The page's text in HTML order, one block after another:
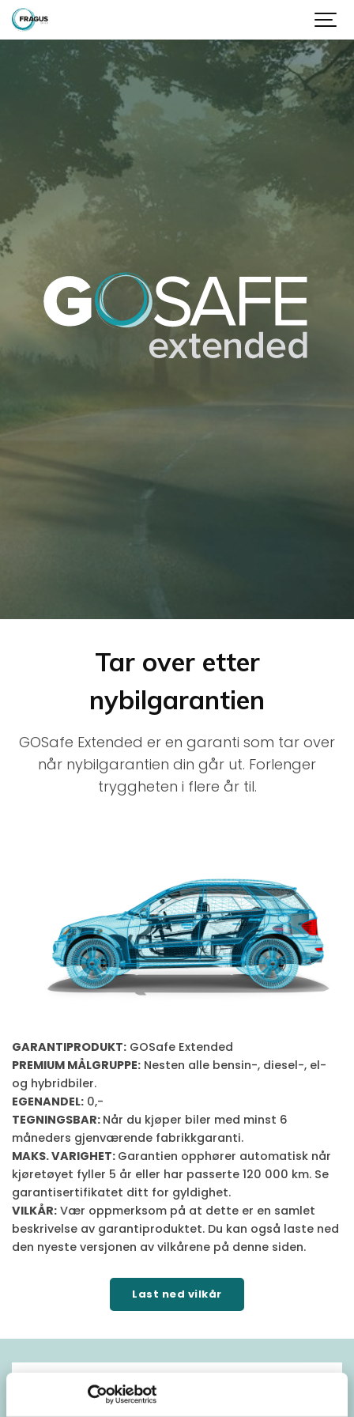
Tar over etter
nybilgarantien
GOSafe Extended er en garanti som tar over
når nybilgarantien din går ut. Forlenger
tryggheten i flere år til.
GARANTIPRODUKT: GOSafe Extended
PREMIUM MÅLGRUPPE: Nesten alle bensin-, diesel-, el-
og hybridbiler.
EGENANDEL: 0,-
TEGNINGSBAR: Når du kjøper biler med minst 6
måneders gjenværende fabrikkgaranti.
MAKS. VARIGHET: Garantien opphører automatisk når
kjøretøyet fyller 5 år eller har passerte 120 000 km. Se
garantisertifikatet ditt for gyldighet.
VILKÅR: Vær oppmerksom på at dette er en samlet
beskrivelse av garantiproduktet. Du kan også laste ned
den nyeste versjonen av vilkårene på denne siden.
Last ned vilkår
Godkjente kjøretøymodeller